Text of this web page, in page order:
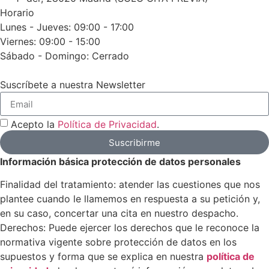
oportunidad para reorganizar la economía familiar sin la
presión constante de los acreedores comerciales.
Objetivo principal
La Ley de Segunda Oportunidad protege a los
empresarios honestos frente al fracaso societario y les
permite
nivel personal, evitando que las contingencias de una
Sociedad Limitada se conviertan en una carga permanente
y facilitando su reincorporación al tráfico mercantil.
Beneficiarios
Está dirigida a administradores de sociedades, autónomos
societarios y antiguos empresarios que, tras el cierre del
negocio, la quiebra o situaciones de crisis económica,
arrastran deudas y avales personales imposibles de
asumir. Cumplir con los requisitos de buena fe,
Horario
Lunes - Jueves: 09:00 - 17:00
Viernes: 09:00 - 15:00
Sábado - Domingo: Cerrado
Suscríbete a nuestra Newsletter
Acepto la Política de Privacidad.
Suscribirme
Información básica protección de datos personales
Finalidad del tratamiento: atender las cuestiones que nos
plantee cuando le llamemos en respuesta a su petición y,
en su caso, concertar una cita en nuestro despacho.
Derechos: Puede ejercer los derechos que le reconoce la
normativa vigente sobre protección de datos en los
supuestos y forma que se explica en nuestra política de